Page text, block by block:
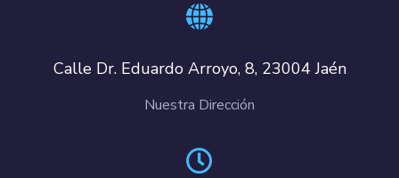
Calle Dr. Eduardo Arroyo, 8, 23004 Jaén
Nuestra Dirección